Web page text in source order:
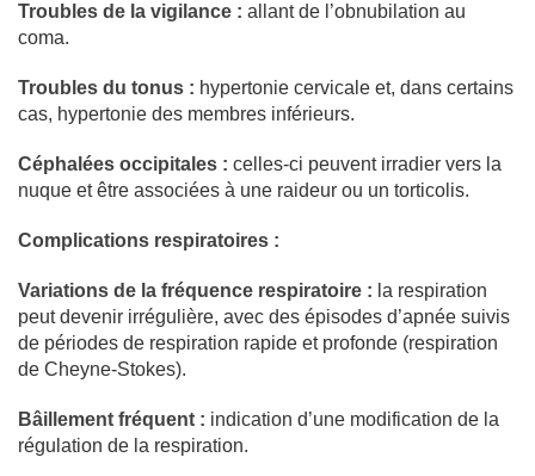
Troubles de la vigilance : allant de l’obnubilation au
coma.
Troubles du tonus : hypertonie cervicale et, dans certains
cas, hypertonie des membres inférieurs.
Céphalées occipitales : celles-ci peuvent irradier vers la
nuque et être associées à une raideur ou un torticolis.
Complications respiratoires :
Variations de la fréquence respiratoire : la respiration
peut devenir irrégulière, avec des épisodes d’apnée suivis
de périodes de respiration rapide et profonde (respiration
de Cheyne-Stokes).
Bâillement fréquent : indication d’une modification de la
régulation de la respiration.